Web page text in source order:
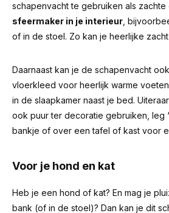
schapenvacht te gebruiken als
sfeermaker in je interieur ,
of in de stoel. Zo kan je heerlijke
Daarnaast kan je de schapenvacht
vloerkleed voor heerlijk warme
in de slaapkamer naast je bed.
ook puur ter decoratie gebruiken, leg
bankje of over een tafel of kast voor
Voor je hond en kat
Heb je een hond of kat? En mag je
bank (of in de stoel)? Dan kan je dit